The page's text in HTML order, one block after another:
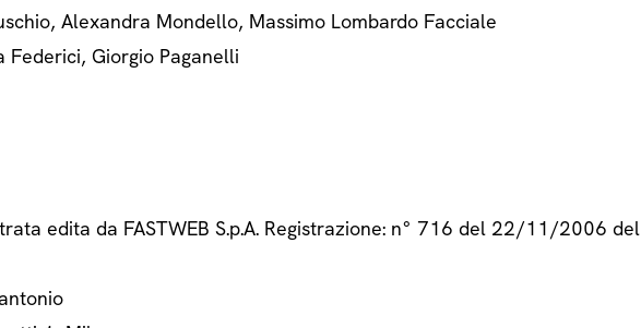
Alexandra Mondello, Massimo Lombardo Facciale
Federici, Giorgio Paganelli
edita da FASTWEB S.p.A. Registrazione: n° 716 del 22/11/2006 del